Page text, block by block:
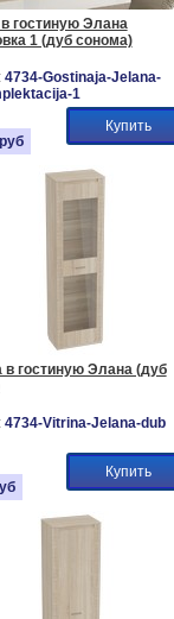
гостиную Элана
1 (дуб сонома)
4734-Gostinaja-Jelana-
1
руб
Купить
в гостиную Элана (дуб
4734-Vitrina-Jelana-dub
Купить